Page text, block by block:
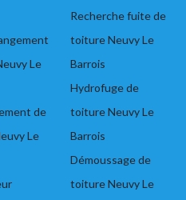
Le
de
Le
Recherche fuite de
toiture Neuvy Le
Barrois
Hydrofuge de
toiture Neuvy Le
Barrois
Démoussage de
toiture Neuvy Le